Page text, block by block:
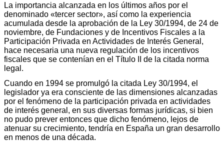
La importancia alcanzada en los últimos años por el
denominado «tercer sector», así como la experiencia
acumulada desde la aprobación de la Ley 30/1994, de 24 de
noviembre, de Fundaciones y de Incentivos Fiscales a la
Participación Privada en Actividades de Interés General,
hace necesaria una nueva regulación de los incentivos
fiscales que se contenían en el Título II de la citada norma
legal.
Cuando en 1994 se promulgó la citada Ley 30/1994, el
legislador ya era consciente de las dimensiones alcanzadas
por el fenómeno de la participación privada en actividades
de interés general, en sus diversas formas jurídicas, si bien
no pudo prever entonces que dicho fenómeno, lejos de
atenuar su crecimiento, tendría en España un gran desarrollo
en menos de una década.